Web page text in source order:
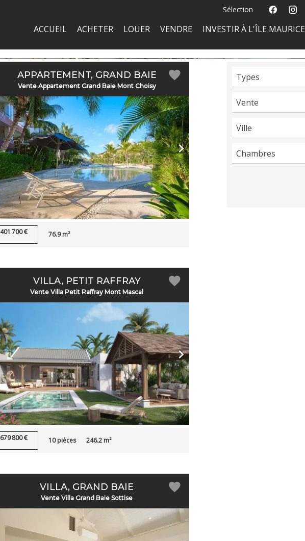
Sélection
ACCUEIL ACHETER LOUER VENDRE INVESTIR À L'ÎLE MAURICE
APPARTEMENT, GRAND BAIE
Vente Appartement Grand Baie Mont Choisy
401 700 € 76.9 m²
VILLA, PETIT RAFFRAY
Vente Villa Petit Raffray Mont Mascal
679 800 € 10 pièces 246.2 m²
VILLA, GRAND BAIE
Vente Villa Grand Baie Sottise
Types
Vente
Ville
Chambres